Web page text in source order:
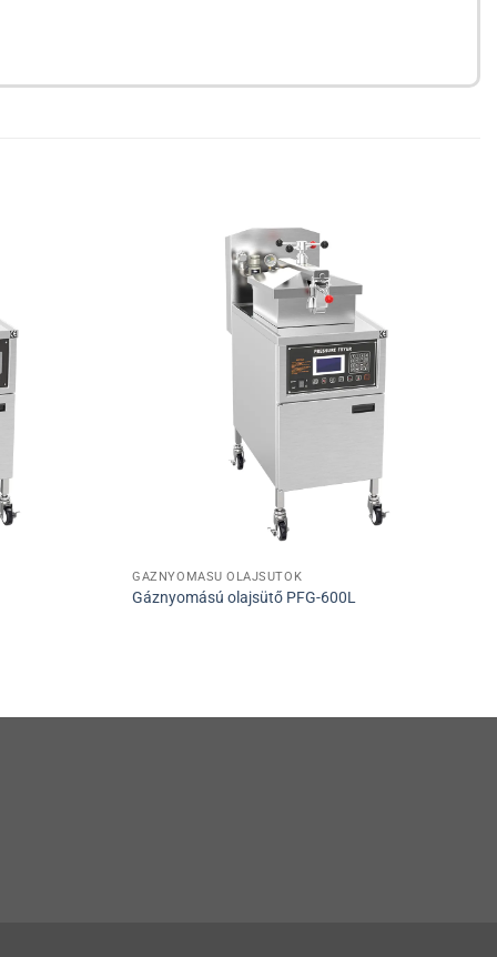
GÁZNYOMÁSÚ OLAJSÜTŐK
Gáznyomású olajsütő PFG-600L